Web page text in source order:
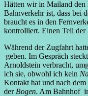
Hätten wir in Mailand den
Bahnverkehr ist, dass bei
braucht es in den
kontrolliert. Einen Teil der
Während der Zugfahrt
geben. Im Gespräch
Arnoldstein verbracht,
ich sie, obwohl ich kein
Kontakt hat und nach
der Bogen. Am Bahnhof